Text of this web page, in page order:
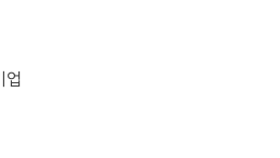
업